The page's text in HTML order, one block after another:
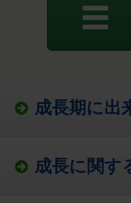
成長期に出
成長に関す